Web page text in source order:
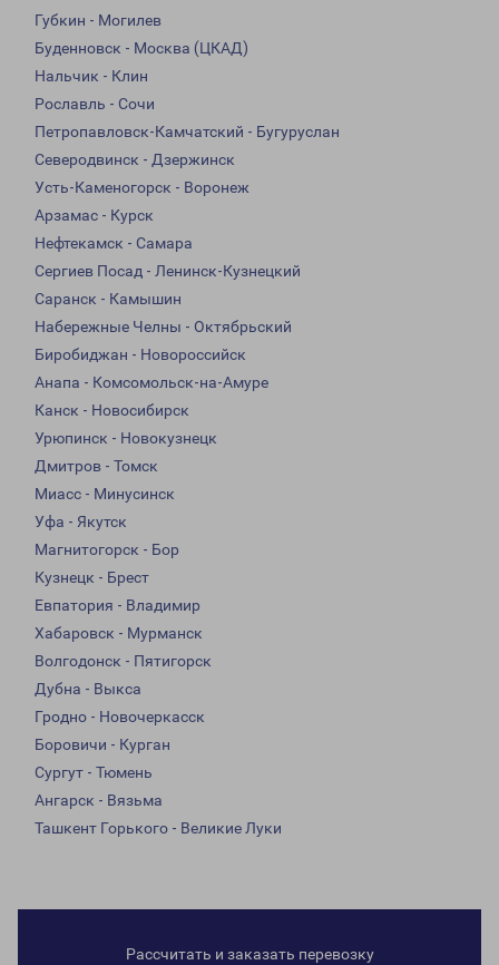
Губкин - Могилев
Буденновск - Москва (ЦКАД)
Нальчик - Клин
Рославль - Сочи
Петропавловск-Камчатский - Бугуруслан
Северодвинск - Дзержинск
Усть-Каменогорск - Воронеж
Арзамас - Курск
Нефтекамск - Самара
Сергиев Посад - Ленинск-Кузнецкий
Саранск - Камышин
Набережные Челны - Октябрьский
Биробиджан - Новороссийск
Анапа - Комсомольск-на-Амуре
Канск - Новосибирск
Урюпинск - Новокузнецк
Дмитров - Томск
Миасс - Минусинск
Уфа - Якутск
Магнитогорск - Бор
Кузнецк - Брест
Евпатория - Владимир
Хабаровск - Мурманск
Волгодонск - Пятигорск
Дубна - Выкса
Гродно - Новочеркасск
Боровичи - Курган
Сургут - Тюмень
Ангарск - Вязьма
Ташкент Горького - Великие Луки
Рассчитать и заказать перевозку